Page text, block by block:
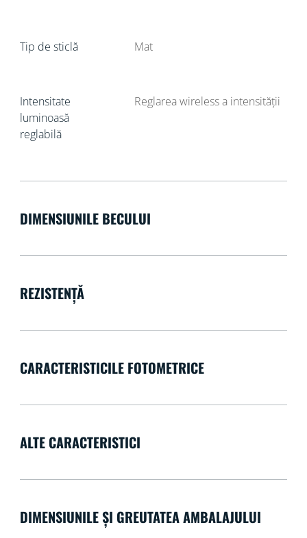
Tip de sticlă Mat
Intensitate
luminoasă
reglabilă
Reglarea wireless a intensității
DIMENSIUNILE BECULUI
REZISTENȚĂ
CARACTERISTICILE FOTOMETRICE
ALTE CARACTERISTICI
DIMENSIUNILE ȘI GREUTATEA AMBALAJULUI